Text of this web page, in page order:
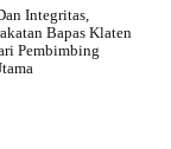
Integritas,
Bapas Klaten
Pembimbing